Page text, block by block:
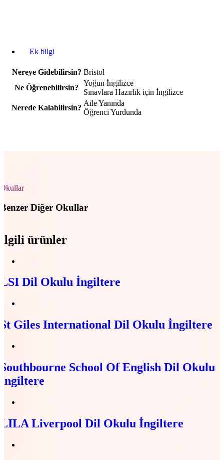
Ek bilgi
Nereye Gidebilirsin? Bristol
Ne Öğrenebilirsin?
Yoğun İngilizce
Sınavlara Hazırlık için İngilizce
Nerede Kalabilirsin?
Aile Yanında
Öğrenci Yurdunda
Okullar
Benzer Diğer Okullar
İlgili ürünler
LSI Dil Okulu İngiltere
St Giles International Dil Okulu İngiltere
Southbourne School Of English Dil Okulu
İngiltere
LILA Liverpool Dil Okulu İngiltere